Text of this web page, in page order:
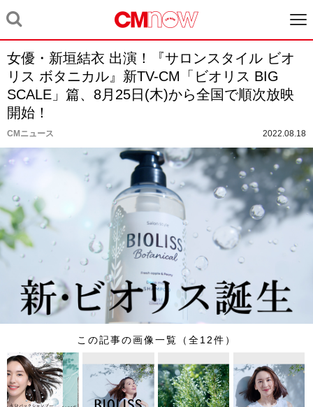
女優・新垣結衣 出演！『サロンスタイル ビオ
リス ボタニカル』新TV-CM「ビオリス BIG
SCALE」篇、8月25日(木)から全国で順次放映
開始！
CMニュース 2022.08.18
この記事の画像一覧（全12件）